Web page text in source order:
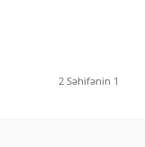
2 Səhifənin 1